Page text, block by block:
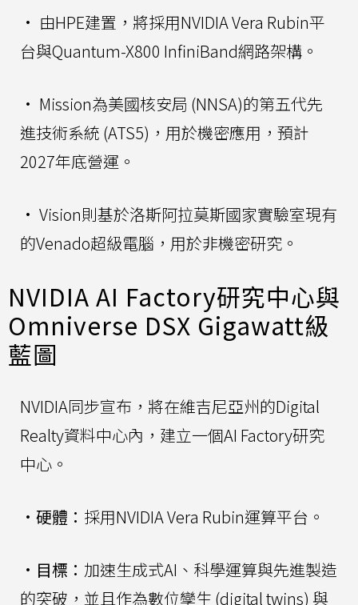
• 由HPE建置，將採用NVIDIA Vera Rubin平
台與Quantum-X800 InfiniBand網路架構。
• Mission為美國核安局 (NNSA)的第五代先
進技術系統 (ATS5)，用於機密應用，預計
2027年底營運。
• Vision則基於洛斯阿拉莫斯國家實驗室現有
的Venado超級電腦，用於非機密研究。
NVIDIA AI Factory研究中心與
Omniverse DSX Gigawatt級
藍圖
NVIDIA同步宣布，將在維吉尼亞州的Digital
Realty資料中心內，建立一個AI Factory研究
中心。
• 硬體： 採用NVIDIA Vera Rubin運算平台。
• 目標： 加速生成式AI、科學運算與先進製造
的突破，並且作為數位孿生 (digital twins) 與